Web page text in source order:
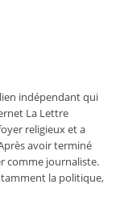
indépendant qui
La Lettre
religieux et a
avoir terminé
comme journaliste.
la politique,